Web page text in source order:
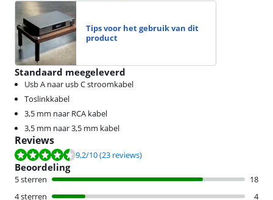
Tips voor het gebruik van dit
product
Standaard meegeleverd
Usb A naar usb C stroomkabel
Toslinkkabel
3,5 mm naar RCA kabel
3,5 mm naar 3,5 mm kabel
Reviews
Beoordeling is 9,2 van de 10, gebaseerd op 23 reviews.
9,2/10(23 reviews)
Beoordeling
5 sterren
18
4 sterren
4